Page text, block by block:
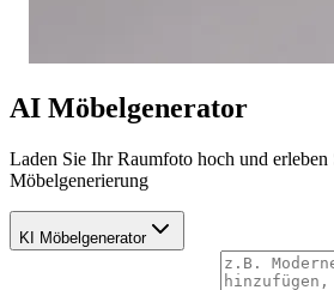
AI Möbelgenerator
Laden Sie Ihr Raumfoto hoch und
Möbelgenerierung
KI Möbelgenerator